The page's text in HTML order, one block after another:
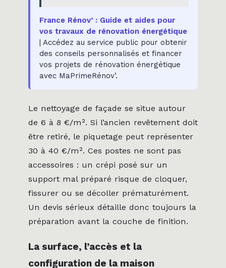
France Rénov’ : Guide et aides pour
vos travaux de rénovation énergétique
| Accédez au service public pour obtenir
des conseils personnalisés et financer
vos projets de rénovation énergétique
avec MaPrimeRénov’.
Le nettoyage de façade se situe autour
de 6 à 8 €/m². Si l’ancien revêtement doit
être retiré, le piquetage peut représenter
30 à 40 €/m². Ces postes ne sont pas
accessoires : un crépi posé sur un
support mal préparé risque de cloquer,
fissurer ou se décoller prématurément.
Un devis sérieux détaille donc toujours la
préparation avant la couche de finition.
La surface, l’accès et la
configuration de la maison